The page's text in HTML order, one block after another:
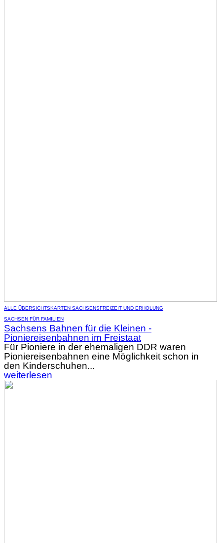
ALLE ÜBERSICHTSKARTEN SACHSENSFREIZEIT UND ERHOLUNG
SACHSEN FÜR FAMILIEN
Sachsens Bahnen für die Kleinen -
Pioniereisenbahnen im Freistaat
Für Pioniere in der ehemaligen DDR waren
Pioniereisenbahnen eine Möglichkeit schon in
den Kinderschuhen...
weiterlesen